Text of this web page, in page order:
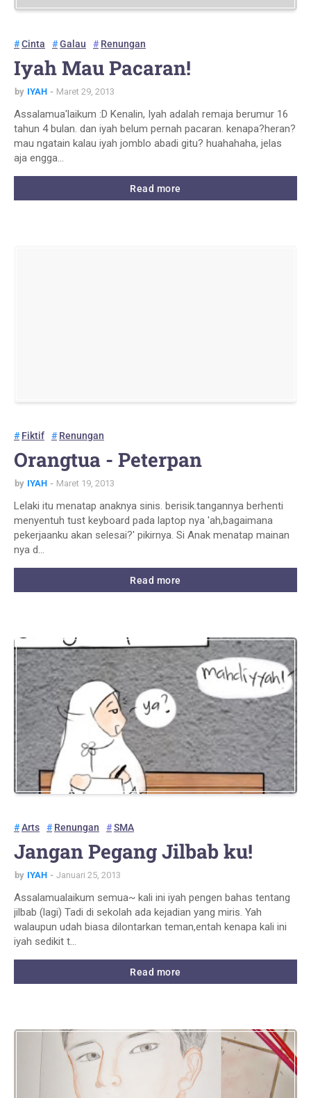
Cinta Galau Renungan
Iyah Mau Pacaran!
by IYAH Maret 29, 2013
Assalamua'laikum :D Kenalin, Iyah adalah remaja berumur 16
tahun 4 bulan. dan iyah belum pernah pacaran. kenapa?heran?
mau ngatain kalau iyah jomblo abadi gitu? huahahaha, jelas
aja engga…
Read more
Fiktif Renungan
Orangtua - Peterpan
by IYAH Maret 19, 2013
Lelaki itu menatap anaknya sinis. berisik.tangannya berhenti
menyentuh tust keyboard pada laptop nya 'ah,bagaimana
pekerjaanku akan selesai?' pikirnya. Si Anak menatap mainan
nya d…
Read more
Arts Renungan SMA
Jangan Pegang Jilbab ku!
by IYAH Januari 25, 2013
Assalamualaikum semua~ kali ini iyah pengen bahas tentang
jilbab (lagi) Tadi di sekolah ada kejadian yang miris. Yah
walaupun udah biasa dilontarkan teman,entah kenapa kali ini
iyah sedikit t…
Read more